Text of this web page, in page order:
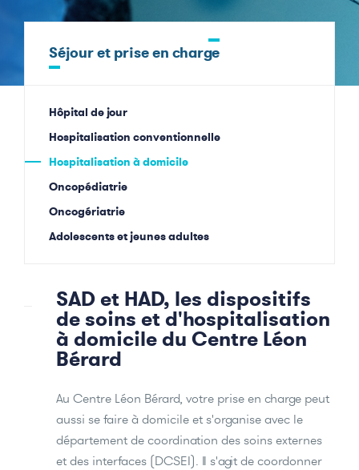
Séjour et prise en charge
Hôpital de jour
Hospitalisation conventionnelle
Hospitalisation à domicile
Oncopédiatrie
Oncogériatrie
Adolescents et jeunes adultes
SAD et HAD, les dispositifs
de soins et d'hospitalisation
à domicile du Centre Léon
Bérard
Au Centre Léon Bérard, votre prise en charge peut
aussi se faire à domicile et s'organise avec le
département de coordination des soins externes
et des interfaces (DCSEI). Il s'agit de coordonner